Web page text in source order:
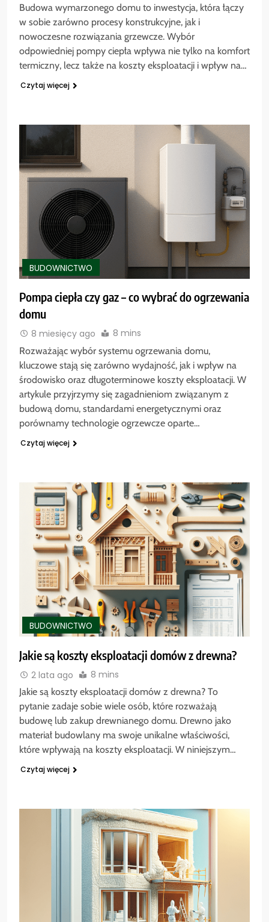
Budowa wymarzonego domu to inwestycja, która łączy
w sobie zarówno procesy konstrukcyjne, jak i
nowoczesne rozwiązania grzewcze. Wybór
odpowiedniej pompy ciepła wpływa nie tylko na komfort
termiczny, lecz także na koszty eksploatacji i wpływ na…
Czytaj więcej
BUDOWNICTWO
Pompa ciepła czy gaz – co wybrać do ogrzewania
domu
8 miesięcy ago 8 mins
Rozważając wybór systemu ogrzewania domu,
kluczowe stają się zarówno wydajność, jak i wpływ na
środowisko oraz długoterminowe koszty eksploatacji. W
artykule przyjrzymy się zagadnieniom związanym z
budową domu, standardami energetycznymi oraz
porównamy technologie ogrzewcze oparte…
Czytaj więcej
BUDOWNICTWO
Jakie są koszty eksploatacji domów z drewna?
2 lata ago 8 mins
Jakie są koszty eksploatacji domów z drewna? To
pytanie zadaje sobie wiele osób, które rozważają
budowę lub zakup drewnianego domu. Drewno jako
materiał budowlany ma swoje unikalne właściwości,
które wpływają na koszty eksploatacji. W niniejszym…
Czytaj więcej